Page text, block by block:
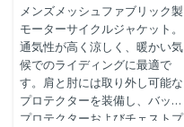
メンズメッシュファブリック製
モーターサイクルジャケット。
通気性が高く涼しく、暖かい気
候でのライディングに最適で
す。肩と肘には取り外し可能な
プロテクターを装備し、バック
プロテクターおよびチェストプ